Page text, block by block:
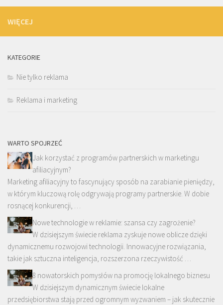
WIĘCEJ
KATEGORIE
Nie tylko reklama
Reklama i marketing
WARTO SPOJRZEĆ
Jak korzystać z programów partnerskich w marketingu
afiliacyjnym?
Marketing afiliacyjny to fascynujący sposób na zarabianie pieniędzy,
w którym kluczową rolę odgrywają programy partnerskie. W dobie
rosnącej konkurencji, …
Nowe technologie w reklamie: szansa czy zagrożenie?
W dzisiejszym świecie reklama zyskuje nowe oblicze dzięki
dynamicznemu rozwojowi technologii. Innowacyjne rozwiązania,
takie jak sztuczna inteligencja, rozszerzona rzeczywistość …
8 nowatorskich pomysłów na promocję lokalnego biznesu
W dzisiejszym dynamicznym świecie lokalne
przedsiębiorstwa stają przed ogromnym wyzwaniem – jak skutecznie